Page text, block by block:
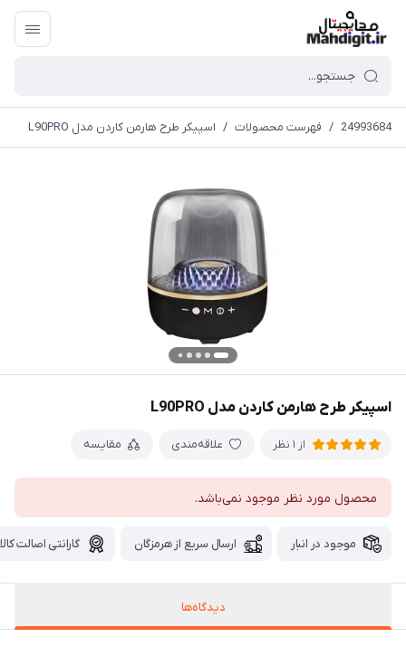
24993684
/ فهرست محصولات / اسپیکر طرح هارمن کاردن مدل L90PRO
اسپیکر طرح هارمن کاردن مدل L90PRO
از 1 نظر علاقه‌مندی مقایسه
محصول مورد نظر موجود نمی‌باشد.
موجود در انبار ارسال سریع از هرمزگان گارانتی اصالت کالا
دیدگاه‌ها